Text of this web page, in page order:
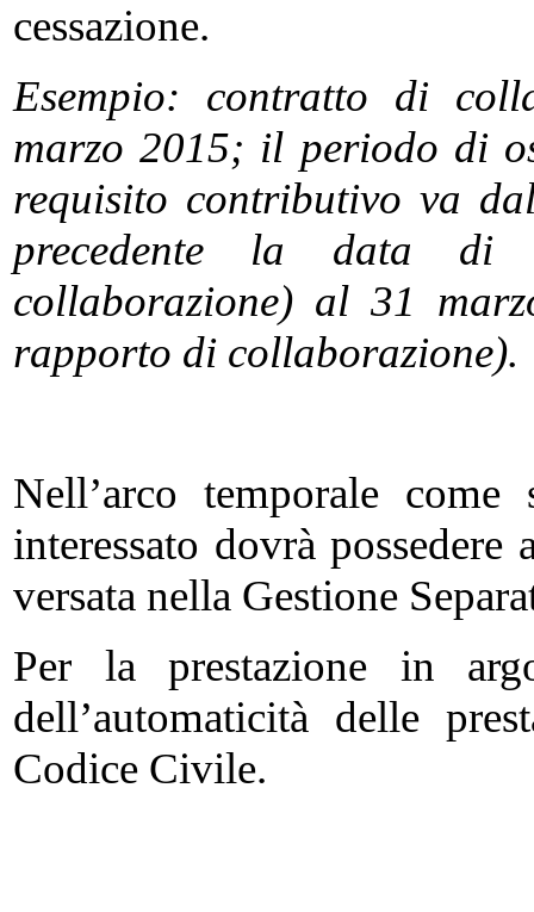
cessazione.
Esempio: contratto di
marzo 2015; il periodo di
requisito contributivo va
precedente la data di
collaborazione) al 31
rapporto di collaborazione).
Nell’arco temporale
interessato dovrà
versata nella Gestione
Per la prestazione in
dell’automaticità delle
Codice Civile.